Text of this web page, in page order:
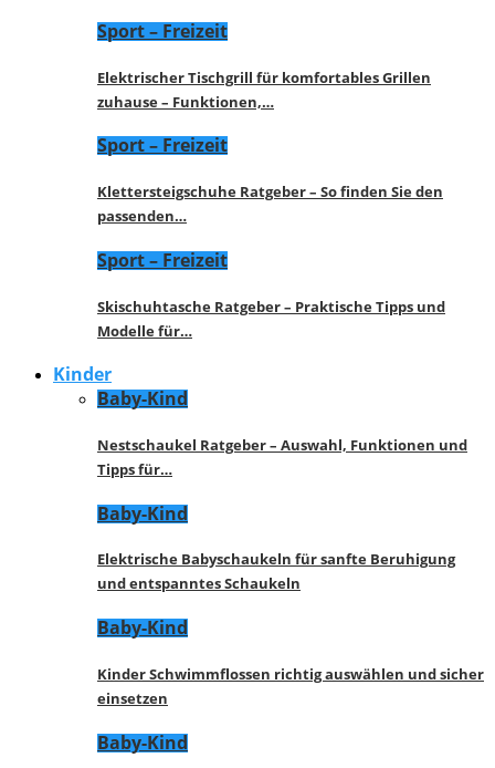
Sport – Freizeit
Elektrischer Tischgrill für komfortables Grillen
zuhause – Funktionen,…
Sport – Freizeit
Klettersteigschuhe Ratgeber – So finden Sie den
passenden…
Sport – Freizeit
Skischuhtasche Ratgeber – Praktische Tipps und
Modelle für…
Kinder
Baby-Kind
Nestschaukel Ratgeber – Auswahl, Funktionen und
Tipps für…
Baby-Kind
Elektrische Babyschaukeln für sanfte Beruhigung
und entspanntes Schaukeln
Baby-Kind
Kinder Schwimmflossen richtig auswählen und sicher
einsetzen
Baby-Kind